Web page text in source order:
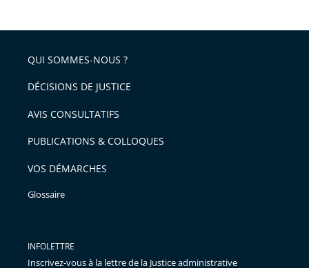
QUI SOMMES-NOUS ?
DÉCISIONS DE JUSTICE
AVIS CONSULTATIFS
PUBLICATIONS & COLLOQUES
VOS DÉMARCHES
Glossaire
INFOLETTRE
Inscrivez-vous à la lettre de la Justice administrative